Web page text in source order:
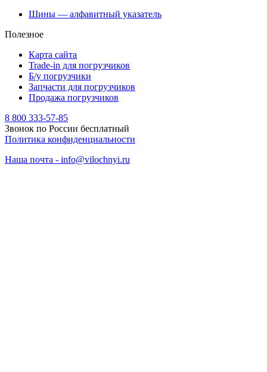
Шины — алфавитный указатель
Полезное
Карта сайта
Trade-in для погрузчиков
Б/у погрузчики
Запчасти для погрузчиков
Продажа погрузчиков
8 800 333-57-85
Звонок по России бесплатный
Политика конфиденциальности
Наша почта - info@vilochnyi.ru